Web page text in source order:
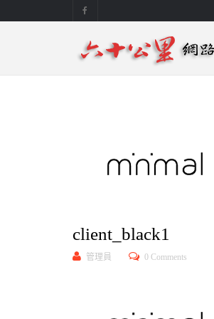
client_black1
管理員 0 Comments